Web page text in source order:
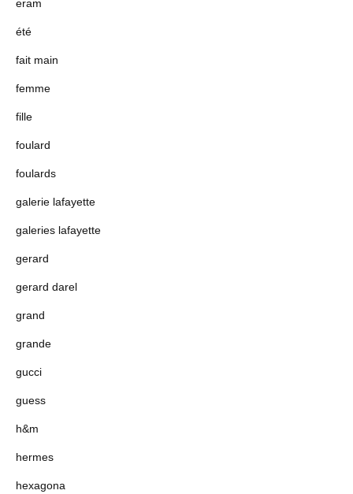
eram
été
fait main
femme
fille
foulard
foulards
galerie lafayette
galeries lafayette
gerard
gerard darel
grand
grande
gucci
guess
h&m
hermes
hexagona